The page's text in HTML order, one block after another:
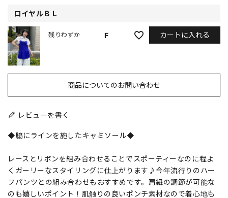
ロイヤルＢＬ
F
残りわずか カートに入れる
商品についてのお問い合わせ
レビューを書く
◆脇にラインを施したキャミソール◆
レースとリボンを組み合わせることでスポーティーなのに程よ
くガーリーなスタイリングに仕上がります♪今年流行りのハー
フパンツとの組み合わせもおすすめです。肩紐の調節が可能な
のも嬉しいポイント！肌触りの良いポンチ素材なので着心地も